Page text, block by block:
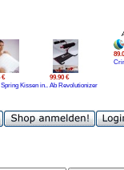
€
Kissen in..
99.90 €
Ab Revolutionizer